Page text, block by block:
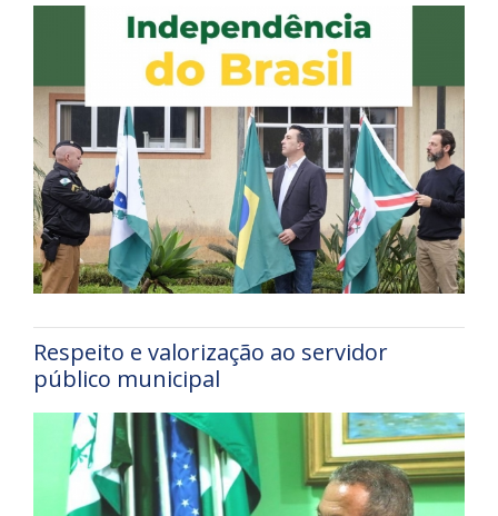
Respeito e valorização ao servidor
público municipal